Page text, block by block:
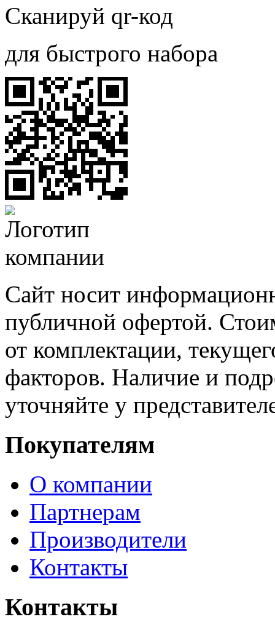
Сканируй qr-код
для быстрого набора
Сайт носит
публичной офертой.
от комплектации,
факторов. Наличие и
уточняйте у
Покупателям
О компании
Партнерам
Производители
Контакты
Контакты